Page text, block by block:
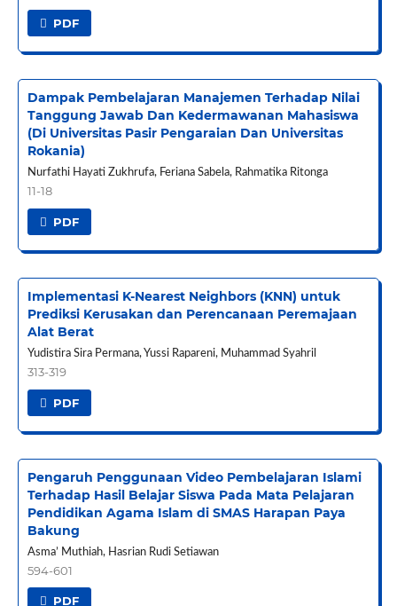
PDF
Dampak Pembelajaran Manajemen Terhadap Nilai
Tanggung Jawab Dan Kedermawanan Mahasiswa
(Di Universitas Pasir Pengaraian Dan Universitas
Rokania)
Nurfathi Hayati Zukhrufa, Feriana Sabela, Rahmatika Ritonga
11-18
PDF
Implementasi K-Nearest Neighbors (KNN) untuk
Prediksi Kerusakan dan Perencanaan Peremajaan
Alat Berat
Yudistira Sira Permana, Yussi Rapareni, Muhammad Syahril
313-319
PDF
Pengaruh Penggunaan Video Pembelajaran Islami
Terhadap Hasil Belajar Siswa Pada Mata Pelajaran
Pendidikan Agama Islam di SMAS Harapan Paya
Bakung
Asma’ Muthiah, Hasrian Rudi Setiawan
594-601
PDF